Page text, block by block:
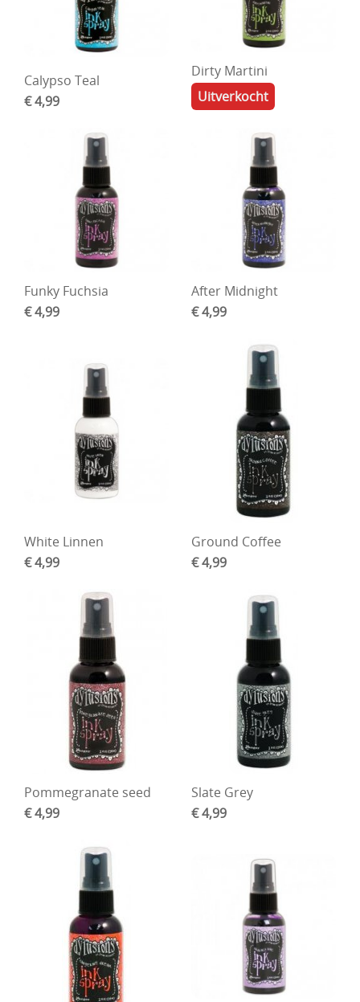
Calypso Teal
€ 4,99
Dirty Martini
Uitverkocht
Funky Fuchsia
€ 4,99
After Midnight
€ 4,99
White Linnen
€ 4,99
Ground Coffee
€ 4,99
Pommegranate seed
€ 4,99
Slate Grey
€ 4,99